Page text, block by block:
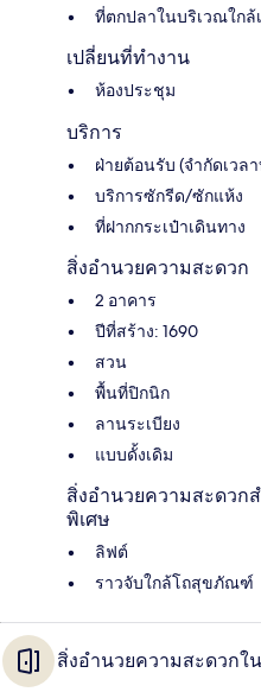
ที่ตกปลาในบริเวณใกล้
เปลี่ยนที่ทำงาน
ห้องประชุม
บริการ
ฝ่ายต้อนรับ (จำกัดเวล
บริการซักรีด/ซักแห้ง
ที่ฝากกระเป๋าเดินทาง
สิ่งอำนวยความสะดวก
2 อาคาร
ปีที่สร้าง: 1690
สวน
พื้นที่ปิกนิก
ลานระเบียง
แบบดั้งเดิม
สิ่งอำนวยความสะดวก
พิเศษ
ลิฟต์
ราวจับใกล้โถสุขภัณฑ์
สิ่งอำนวยความสะดวกใ